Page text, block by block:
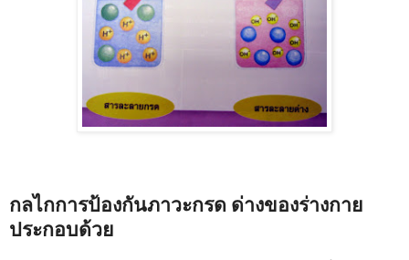
กลไกการป้องกันภาวะกรด ด่างของร่างกาย
ประกอบด้วย